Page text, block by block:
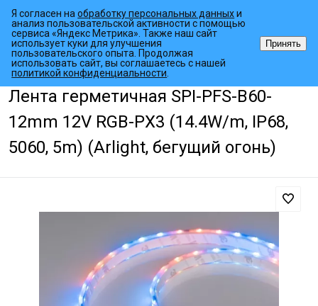
Главная страница • Каталог товаров • Светодиодные ленты
Лента герметичная SPI-PFS-B60-
12mm 12V RGB-PX3 (14.4W/m, IP68,
5060, 5m) (Arlight, бегущий огонь)
Я согласен наобработку персональных данныхи
анализ пользовательской активности с помощью
сервиса «Яндекс Метрика». Также наш сайт
использует куки для улучшения
пользовательского опыта. Продолжая
использовать сайт, вы соглашаетесь с нашей
политикой конфиденциальности
Принять